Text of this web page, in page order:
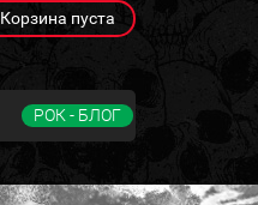
Корзина пуста
РОК - БЛОГ